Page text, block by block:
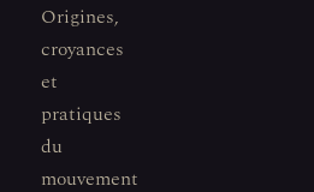
Origines,
croyances
et
pratiques
du
mouvement